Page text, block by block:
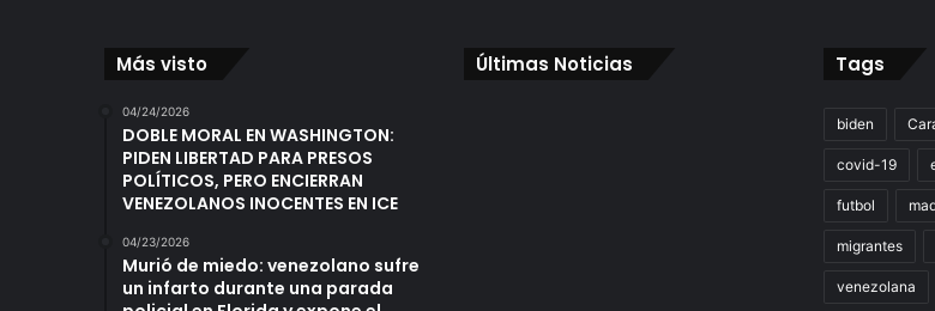
Más visto
04/24/2026
DOBLE MORAL EN WASHINGTON:
PIDEN LIBERTAD PARA PRESOS
POLÍTICOS, PERO ENCIERRAN
VENEZOLANOS INOCENTES EN ICE
04/23/2026
Murió de miedo: venezolano sufre
un infarto durante una parada
Últimas Noticias Tags
biden
covid-19
futbol
migrantes
venezolana